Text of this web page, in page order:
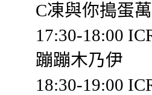
C凍與你搗蛋
17:30-18:00
蹦蹦木
18:30-19:00